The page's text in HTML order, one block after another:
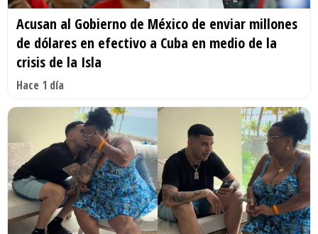
Acusan al Gobierno de México de enviar millones
de dólares en efectivo a Cuba en medio de la
crisis de la Isla
Hace 1 día